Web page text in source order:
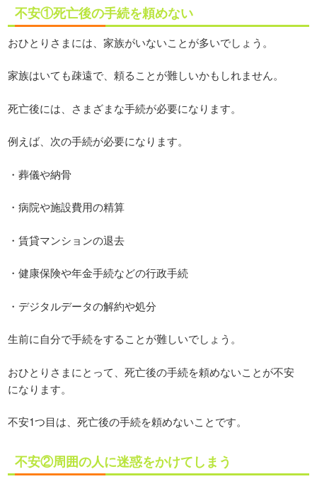
不安①死亡後の手続を頼めない
おひとりさまには、家族がいないことが多いでしょう。
家族はいても疎遠で、頼ることが難しいかもしれません。
死亡後には、さまざまな手続が必要になります。
例えば、次の手続が必要になります。
・葬儀や納骨
・病院や施設費用の精算
・賃貸マンションの退去
・健康保険や年金手続などの行政手続
・デジタルデータの解約や処分
生前に自分で手続をすることが難しいでしょう。
おひとりさまにとって、死亡後の手続を頼めないことが不安
になります。
不安1つ目は、死亡後の手続を頼めないことです。
不安②周囲の人に迷惑をかけてしまう